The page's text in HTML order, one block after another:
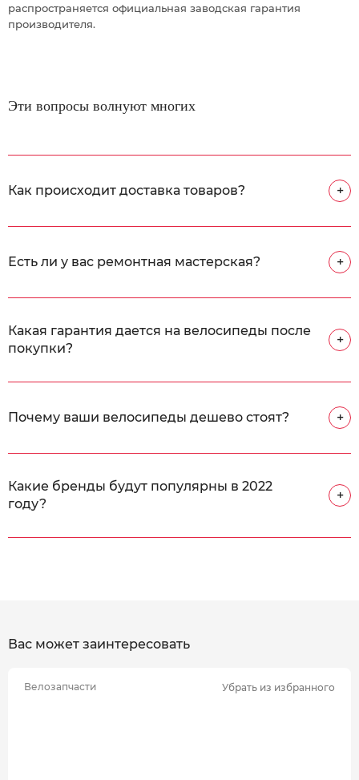
распространяется официальная заводская гарантия
производителя.
Эти вопросы волнуют многих
Как происходит доставка товаров? +
Есть ли у вас ремонтная мастерская? +
Какая гарантия дается на велосипеды после
покупки?
+
Почему ваши велосипеды дешево стоят? +
Какие бренды будут популярны в 2022
году?
+
Вас может заинтересовать
Велозапчасти Убрать из избранного